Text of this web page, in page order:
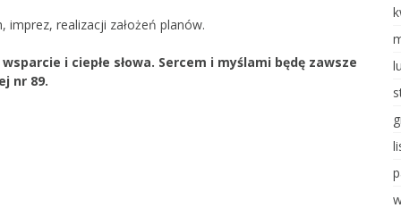
Biuletyn Informacji
imprez, realizacji założeń planów.
i ciepłe słowa. Sercem i myślami będę zawsze
nr 89.